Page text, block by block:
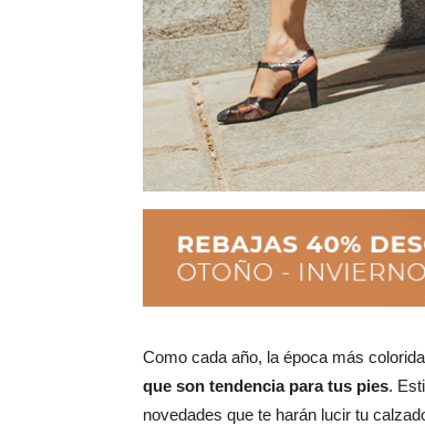
Como cada año, la época más
que son tendencia para tus pies.
novedades que te harán lucir tu